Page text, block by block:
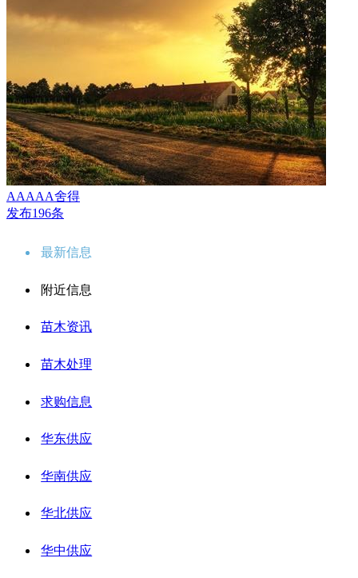
AAAAA舍得
发布196条
最新信息
附近信息
苗木资讯
苗木处理
求购信息
华东供应
华南供应
华北供应
华中供应